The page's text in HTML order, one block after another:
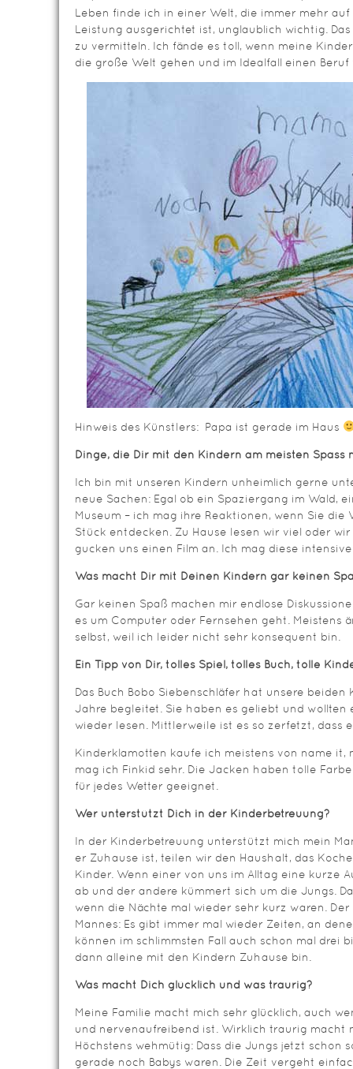
Leben finde ich in einer Welt, die immer mehr auf
Leistung ausgerichtet ist, unglaublich wichtig.
zu vermitteln. Ich fände es toll, wenn meine
die große Welt gehen und im Idealfall einen
Hinweis des Künstlers: Papa ist gerade im Haus
Dinge, die Dir mit den Kindern am meisten Spass
Ich bin mit unseren Kindern unheimlich gerne
neue Sachen: Egal ob ein Spaziergang im Wald,
Museum – ich mag ihre Reaktionen, wenn Sie
Stück entdecken. Zu Hause lesen wir viel oder
gucken uns einen Film an. Ich mag diese
Was macht Dir mit Deinen Kindern gar keinen
Gar keinen Spaß machen mir endlose
es um Computer oder Fernsehen geht. Meistens
selbst, weil ich leider nicht sehr konsequent bin.
Ein Tipp von Dir, tolles Spiel, tolles Buch, tolle
Das Buch Bobo Siebenschläfer hat unsere
Jahre begleitet. Sie haben es geliebt und wollten
wieder lesen. Mittlerweile ist es so zerfetzt, dass
Kinderklamotten kaufe ich meistens von name it,
mag ich Finkid sehr. Die Jacken haben tolle
für jedes Wetter geeignet.
Wer unterstützt Dich in der Kinderbetreuung?
In der Kinderbetreuung unterstützt mich mein
er Zuhause ist, teilen wir den Haushalt, das
Kinder. Wenn einer von uns im Alltag eine kurze
ab und der andere kümmert sich um die Jungs.
wenn die Nächte mal wieder sehr kurz waren.
Mannes: Es gibt immer mal wieder Zeiten, an
können im schlimmsten Fall auch schon mal drei
dann alleine mit den Kindern Zuhause bin.
Was macht Dich glücklich und was traurig?
Meine Familie macht mich sehr glücklich, auch
und nervenaufreibend ist. Wirklich traurig macht
Höchstens wehmütig: Dass die Jungs jetzt schon
gerade noch Babys waren. Die Zeit vergeht